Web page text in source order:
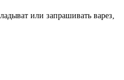
или запрашивать варез,